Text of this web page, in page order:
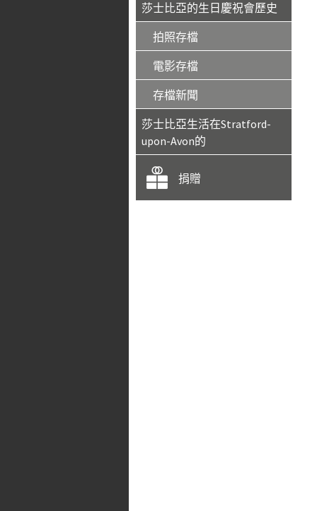
莎士比亞的生日慶祝會歷史
拍照存檔
電影存檔
存檔新聞
莎士比亞生活在Stratford-
upon-Avon的
捐贈